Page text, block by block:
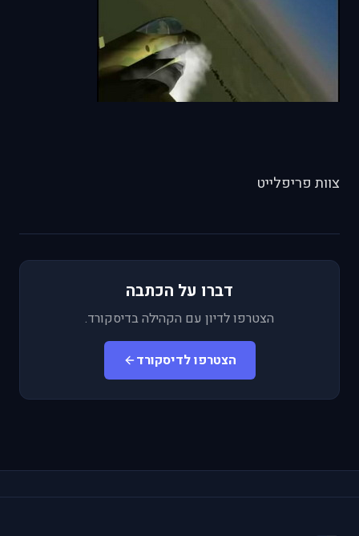
צוות פריפלייט
דברו על הכתבה
הצטרפו לדיון עם הקהילה בדיסקורד.
הצטרפו לדיסקורד